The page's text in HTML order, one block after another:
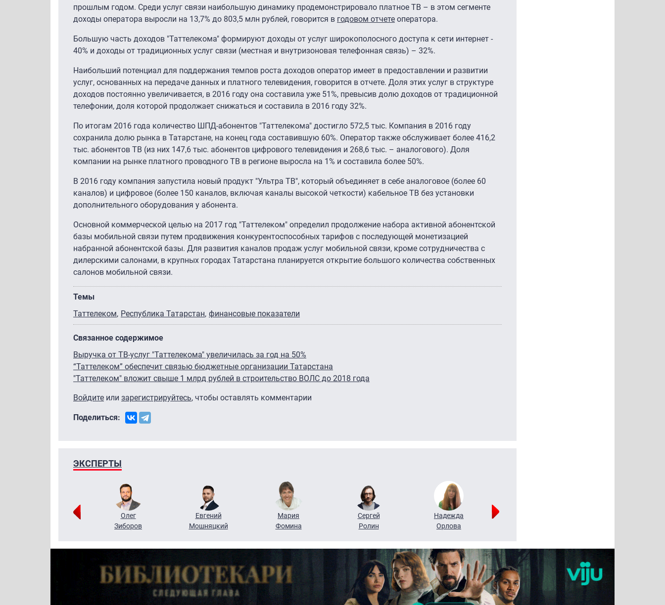
прошлым годом. Среди услуг связи наибольшую динамику продемонстрировало платное ТВ – в этом сегменте
доходы оператора выросли на 13,7% до 803,5 млн рублей, говорится в годовом отчете оператора.
Большую часть доходов "Таттелекома" формируют доходы от услуг широкополосного доступа к сети интернет -
40% и доходы от традиционных услуг связи (местная и внутризоновая телефонная связь) – 32%.
Наибольший потенциал для поддержания темпов роста доходов оператор имеет в предоставлении и развитии
услуг, основанных на передаче данных и платного телевидения, говорится в отчете. Доля этих услуг в структуре
доходов постоянно увеличивается, в 2016 году она составила уже 51%, превысив долю доходов от традиционной
телефонии, доля которой продолжает снижаться и составила в 2016 году 32%.
По итогам 2016 года количество ШПД-абонентов "Таттелекома" достигло 572,5 тыс. Компания в 2016 году
сохранила долю рынка в Татарстане, на конец года составившую 60%. Оператор также обслуживает более 416,2
тыс. абонентов ТВ (из них 147,6 тыс. абонентов цифрового телевидения и 268,6 тыс. – аналогового). Доля
компании на рынке платного проводного ТВ в регионе выросла на 1% и составила более 50%.
В 2016 году компания запустила новый продукт "Ультра ТВ", который объединяет в себе аналоговое (более 60
каналов) и цифровое (более 150 каналов, включая каналы высокой четкости) кабельное ТВ без установки
дополнительного оборудования у абонента.
Основной коммерческой целью на 2017 год "Таттелеком" определил продолжение набора активной абонентской
базы мобильной связи путем продвижения конкурентоспособных тарифов с последующей монетизацией
набранной абонентской базы. Для развития каналов продаж услуг мобильной связи, кроме сотрудничества с
дилерскими салонами, в крупных городах Татарстана планируется открытие большого количества собственных
салонов мобильной связи.
Темы
Таттелеком Республика Татарстан финансовые показатели
Связанное содержимое
Выручка от ТВ-услуг "Таттелекома" увеличилась за год на 50%
“Таттелеком” обеспечит связью бюджетные организации Татарстана
"Таттелеком" вложит свыше 1 млрд рублей в строительство ВОЛС до 2018 года
Войдите или зарегистрируйтесь, чтобы оставлять комментарии
Поделиться:
ЭКСПЕРТЫ
Олег
Зиборов
Евгений
Мошняцкий
Мария
Фомина
Сергей
Ролин
Надежда
Орлова